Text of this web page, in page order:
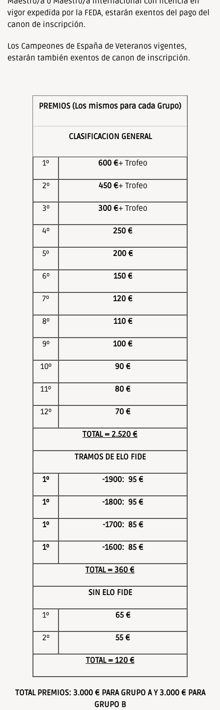
vigor expedida por la FEDA, estarán exentos del pago del
canon de inscripción.
Los Campeones de España de Veteranos vigentes,
estarán también exentos de canon de inscripción.
PREMIOS (Los mismos para cada Grupo)
CLASIFICACION GENERAL
1º 600 €+ Trofeo
2º 450 €+ Trofeo
3º 300 €+ Trofeo
4º 250 €
5º 200 €
6º 150 €
7º 120 €
8º 110 €
9º 100 €
10º 90 €
11º 80 €
12º 70 €
TOTAL = 2.520 €
TRAMOS DE ELO FIDE
1º -1900: 95 €
1º -1800: 95 €
1º -1700: 85 €
1º -1600: 85 €
TOTAL = 360 €
SIN ELO FIDE
1º 65 €
2º 55 €
TOTAL = 120 €
TOTAL PREMIOS: 3.000 € PARA GRUPO A Y 3.000 € PARA
GRUPO B